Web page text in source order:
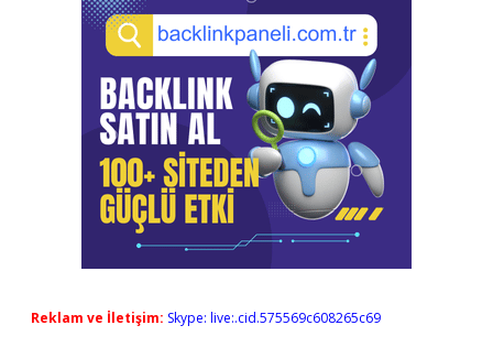
Reklam ve İletişim: Skype: live:.cid.575569c608265c69